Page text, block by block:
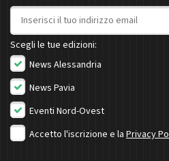
Indirizzo email
Scegli le tue edizioni:
News Alessandria
News Pavia
Eventi Nord-Ovest
Accetto l'iscrizione e la Privacy